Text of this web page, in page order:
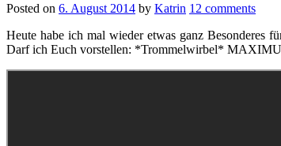
Posted on 6. August 2014 by Katrin 12 comments
Heute habe ich mal wieder etwas ganz Besonderes
Darf ich Euch vorstellen: *Trommelwirbel*